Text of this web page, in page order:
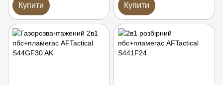
Купити Купити